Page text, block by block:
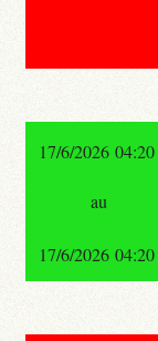
17/6/2026 04:20
au
17/6/2026 04:20